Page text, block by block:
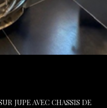
JUPE AVEC CHASSIS DE